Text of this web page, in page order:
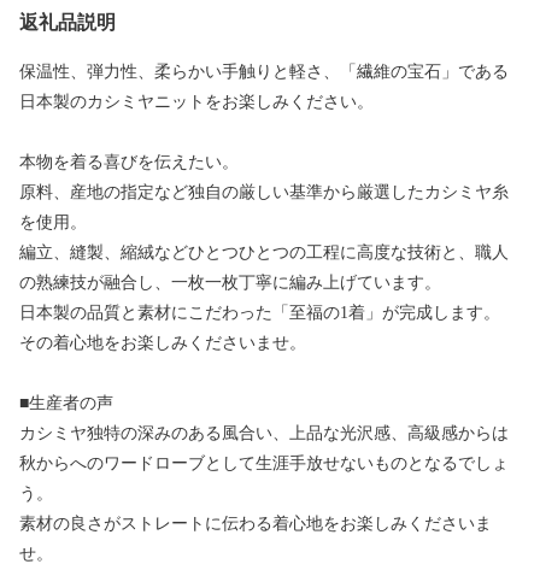
返礼品説明
保温性、弾力性、柔らかい手触りと軽さ、「繊維の宝石」である
日本製のカシミヤニットをお楽しみください。
本物を着る喜びを伝えたい。
原料、産地の指定など独自の厳しい基準から厳選したカシミヤ糸
を使用。
編立、縫製、縮絨などひとつひとつの工程に高度な技術と、職人
の熟練技が融合し、一枚一枚丁寧に編み上げています。
日本製の品質と素材にこだわった「至福の1着」が完成します。
その着心地をお楽しみくださいませ。
■生産者の声
カシミヤ独特の深みのある風合い、上品な光沢感、高級感からは
秋からへのワードローブとして生涯手放せないものとなるでしょ
う。
素材の良さがストレートに伝わる着心地をお楽しみくださいま
せ。